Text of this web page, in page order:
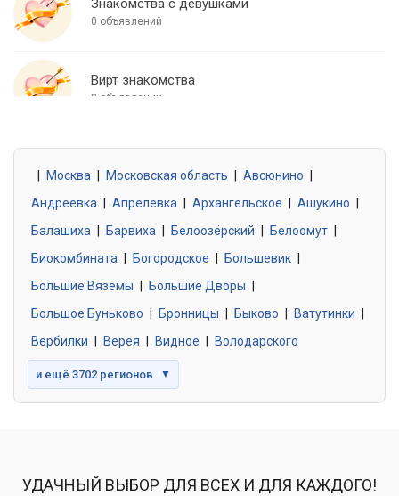
Знакомства с девушками
0 объявлений
Вирт знакомства
0 объявлений
0 объявлений
Знакомства без обязательств
0 объявлений
Москва Московская область Авсюнино
Андреевка
Апрелевка Архангельское Ашукино
Балашиха
Барвиха Белоозёрский Белоомут
Биокомбината
Богородское Большевик
Большие Вяземы
Большие Дворы
Большое Буньково
Бронницы Быково Ватутинки
Вербилки
Верея Видное Володарского
и ещё 3702 регионов ▼
УДАЧНЫЙ ВЫБОР ДЛЯ ВСЕХ И ДЛЯ КАЖДОГО!